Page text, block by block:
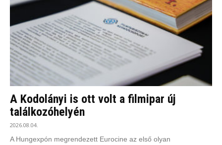
A Kodolányi is ott volt a filmipar új
találkozóhelyén
2026.08.04.
A Hungexpón megrendezett Eurocine az első olyan